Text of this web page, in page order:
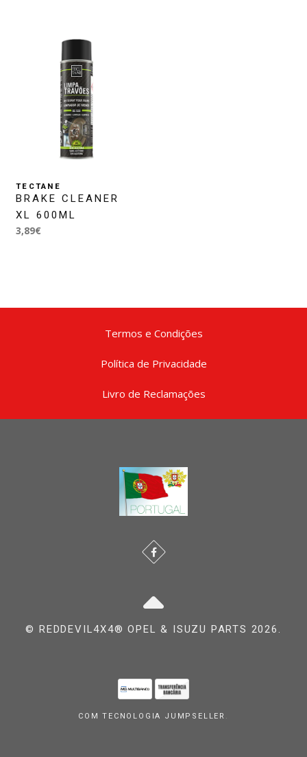
TECTANE
BRAKE CLEANER
XL 600ML
3,89€
Termos e Condições
Política de Privacidade
Livro de Reclamações
© REDDEVIL4X4® OPEL & ISUZU PARTS 2026.
COM TECNOLOGIA JUMPSELLER .